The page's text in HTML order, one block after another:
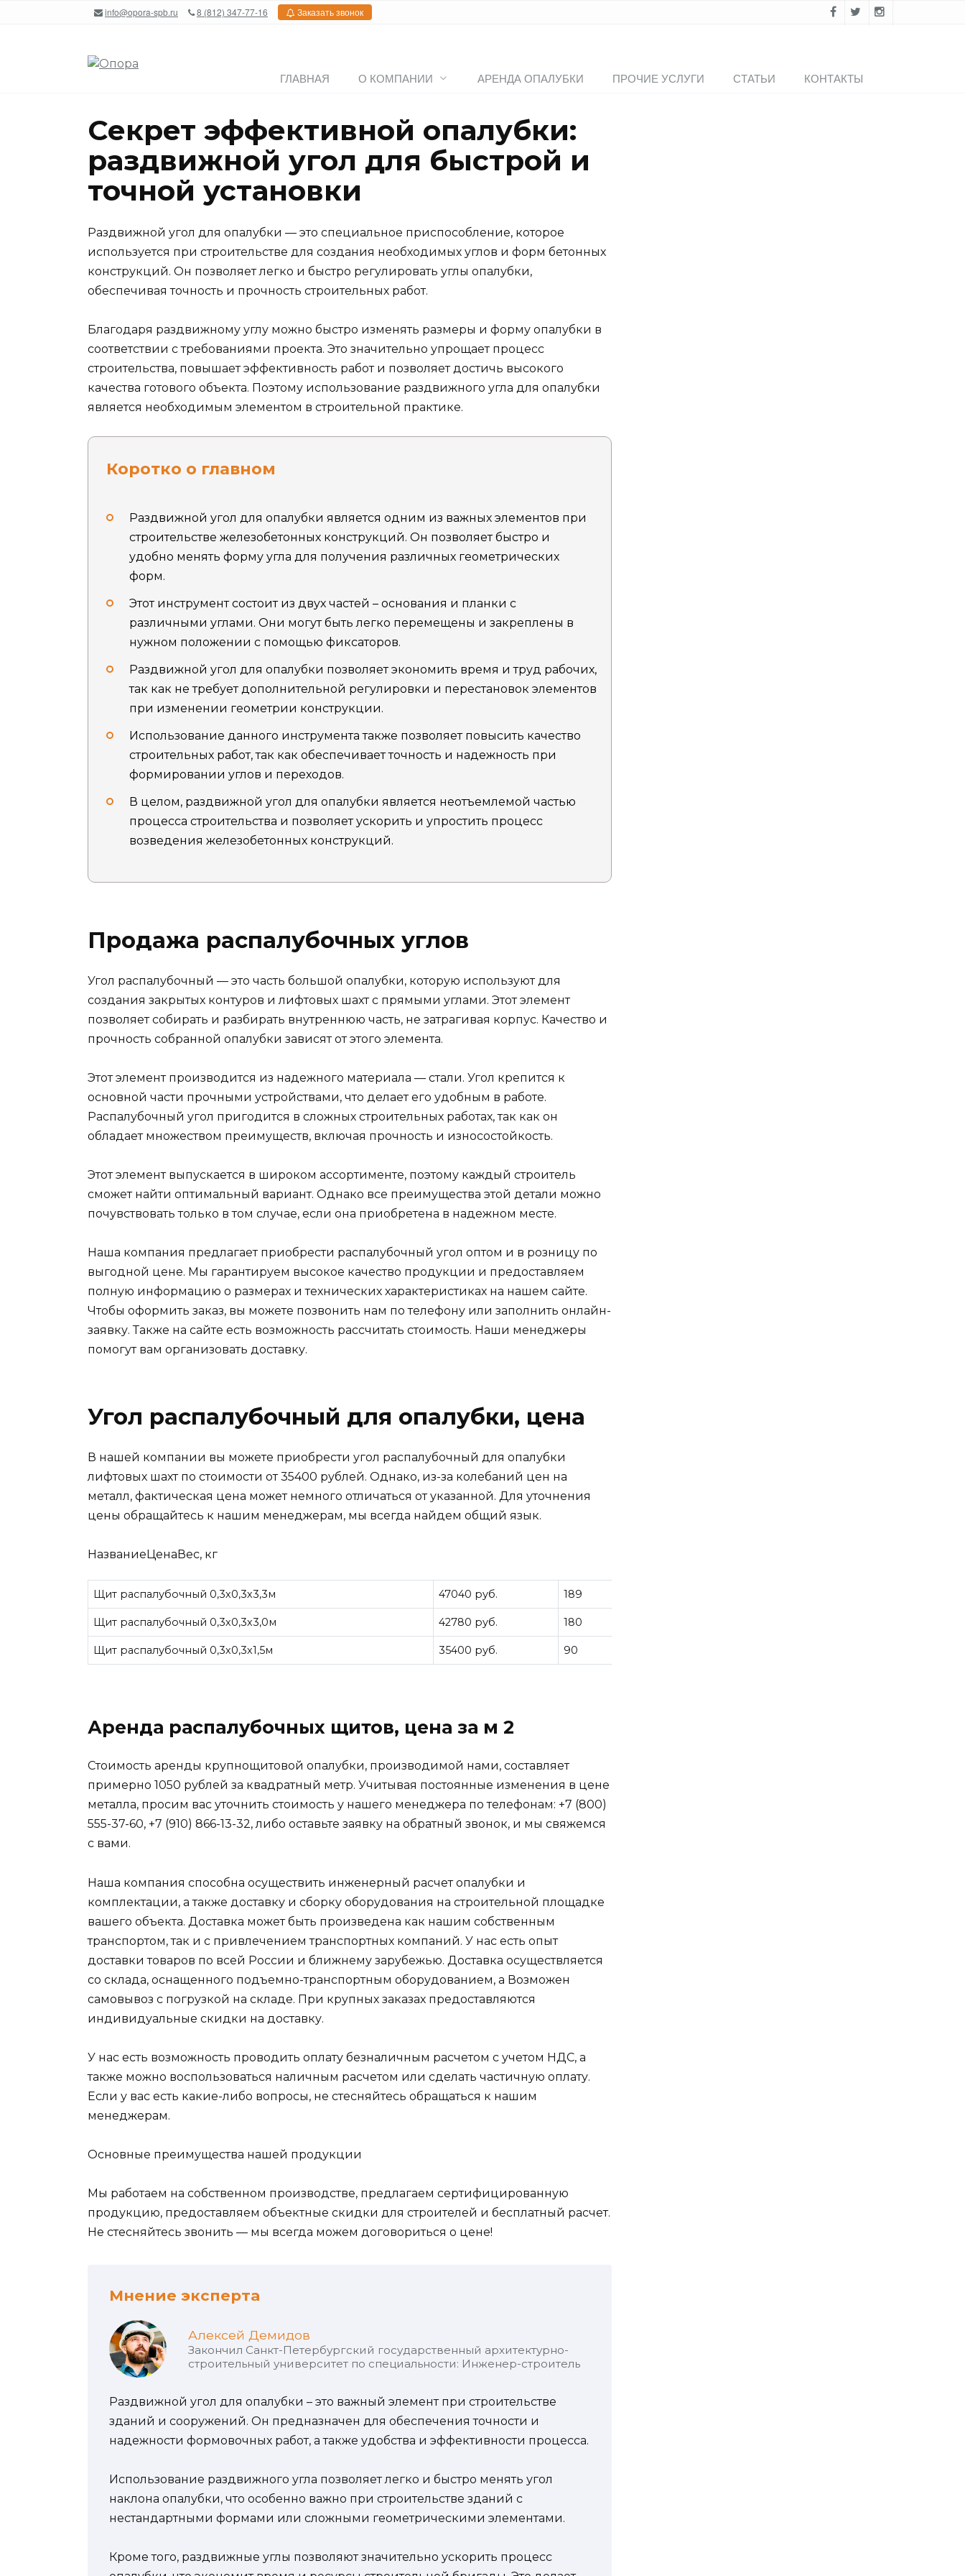
info@opora-spb.ru 8 (812) 347-77-16 Заказать звонок
ГЛАВНАЯ О КОМПАНИИ АРЕНДА ОПАЛУБКИ ПРОЧИЕ УСЛУГИ СТАТЬИ КОНТАКТЫ
Секрет эффективной опалубки:
раздвижной угол для быстрой и
точной установки
Раздвижной угол для опалубки — это специальное приспособление, которое
используется при строительстве для создания необходимых углов и форм бетонных
конструкций. Он позволяет легко и быстро регулировать углы опалубки,
обеспечивая точность и прочность строительных работ.
Благодаря раздвижному углу можно быстро изменять размеры и форму опалубки в
соответствии с требованиями проекта. Это значительно упрощает процесс
строительства, повышает эффективность работ и позволяет достичь высокого
качества готового объекта. Поэтому использование раздвижного угла для опалубки
является необходимым элементом в строительной практике.
Коротко о главном
Раздвижной угол для опалубки является одним из важных элементов при
строительстве железобетонных конструкций. Он позволяет быстро и
удобно менять форму угла для получения различных геометрических
форм.
Этот инструмент состоит из двух частей – основания и планки с
различными углами. Они могут быть легко перемещены и закреплены в
нужном положении с помощью фиксаторов.
Раздвижной угол для опалубки позволяет экономить время и труд рабочих,
так как не требует дополнительной регулировки и перестановок элементов
при изменении геометрии конструкции.
Использование данного инструмента также позволяет повысить качество
строительных работ, так как обеспечивает точность и надежность при
формировании углов и переходов.
В целом, раздвижной угол для опалубки является неотъемлемой частью
процесса строительства и позволяет ускорить и упростить процесс
возведения железобетонных конструкций.
Продажа распалубочных углов
Угол распалубочный — это часть большой опалубки, которую используют для
создания закрытых контуров и лифтовых шахт с прямыми углами. Этот элемент
позволяет собирать и разбирать внутреннюю часть, не затрагивая корпус. Качество и
прочность собранной опалубки зависят от этого элемента.
Этот элемент производится из надежного материала — стали. Угол крепится к
основной части прочными устройствами, что делает его удобным в работе.
Распалубочный угол пригодится в сложных строительных работах, так как он
обладает множеством преимуществ, включая прочность и износостойкость.
Этот элемент выпускается в широком ассортименте, поэтому каждый строитель
сможет найти оптимальный вариант. Однако все преимущества этой детали можно
почувствовать только в том случае, если она приобретена в надежном месте.
Наша компания предлагает приобрести распалубочный угол оптом и в розницу по
выгодной цене. Мы гарантируем высокое качество продукции и предоставляем
полную информацию о размерах и технических характеристиках на нашем сайте.
Чтобы оформить заказ, вы можете позвонить нам по телефону или заполнить онлайн-
заявку. Также на сайте есть возможность рассчитать стоимость. Наши менеджеры
помогут вам организовать доставку.
Угол распалубочный для опалубки, цена
В нашей компании вы можете приобрести угол распалубочный для опалубки
лифтовых шахт по стоимости от 35400 рублей. Однако, из-за колебаний цен на
металл, фактическая цена может немного отличаться от указанной. Для уточнения
цены обращайтесь к нашим менеджерам, мы всегда найдем общий язык.
НазваниеЦенаВес, кг
Щит распалубочный 0,3х0,3х3,3м 47040 руб. 189
Щит распалубочный 0,3х0,3х3,0м 42780 руб. 180
Щит распалубочный 0,3х0,3х1,5м 35400 руб. 90
Аренда распалубочных щитов, цена за м 2
Стоимость аренды крупнощитовой опалубки, производимой нами, составляет
примерно 1050 рублей за квадратный метр. Учитывая постоянные изменения в цене
металла, просим вас уточнить стоимость у нашего менеджера по телефонам: +7 (800)
555-37-60, +7 (910) 866-13-32, либо оставьте заявку на обратный звонок, и мы свяжемся
с вами.
Наша компания способна осуществить инженерный расчет опалубки и
комплектации, а также доставку и сборку оборудования на строительной площадке
вашего объекта. Доставка может быть произведена как нашим собственным
транспортом, так и с привлечением транспортных компаний. У нас есть опыт
доставки товаров по всей России и ближнему зарубежью. Доставка осуществляется
со склада, оснащенного подъемно-транспортным оборудованием, а Возможен
самовывоз с погрузкой на складе. При крупных заказах предоставляются
индивидуальные скидки на доставку.
У нас есть возможность проводить оплату безналичным расчетом с учетом НДС, а
также можно воспользоваться наличным расчетом или сделать частичную оплату.
Если у вас есть какие-либо вопросы, не стесняйтесь обращаться к нашим
менеджерам.
Основные преимущества нашей продукции
Мы работаем на собственном производстве, предлагаем сертифицированную
продукцию, предоставляем объектные скидки для строителей и бесплатный расчет.
Не стесняйтесь звонить — мы всегда можем договориться о цене!
Мнение эксперта
Алексей Демидов
Закончил Санкт-Петербургский государственный архитектурно-
строительный университет по специальности: Инженер-строитель
Раздвижной угол для опалубки – это важный элемент при строительстве
зданий и сооружений. Он предназначен для обеспечения точности и
надежности формовочных работ, а также удобства и эффективности процесса.
Использование раздвижного угла позволяет легко и быстро менять угол
наклона опалубки, что особенно важно при строительстве зданий с
нестандартными формами или сложными геометрическими элементами.
Кроме того, раздвижные углы позволяют значительно ускорить процесс